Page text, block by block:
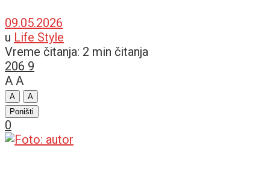
09.05.2026
u Life Style
Vreme čitanja: 2 min čitanja
206 9
A A
A
A
Poništi
0